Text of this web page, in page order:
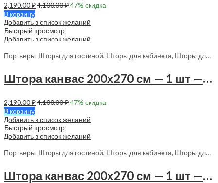
2,190.00₽4,100.00₽47% скидка
В корзину
Добавить в список желаний
Быстрый просмотр
Добавить в список желаний
Портьеры, Шторы для гостиной, Шторы для кабинета, Шторы для спальни
Штора канвас 200х270 см — 1 шт — 70113 в спальню, в гостиную
2,190.00₽4,100.00₽47% скидка
В корзину
Добавить в список желаний
Быстрый просмотр
Добавить в список желаний
Портьеры, Шторы для гостиной, Шторы для кабинета, Шторы для спальни
Штора канвас 200х270 см — 1 шт — 70117 в спальню, в гостиную